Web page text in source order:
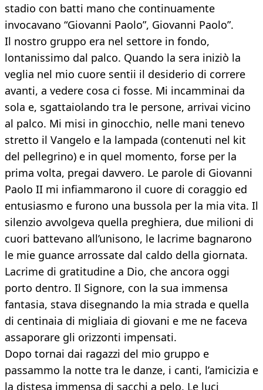
stadio con batti mano che continuamente
invocavano “Giovanni Paolo”, Giovanni Paolo”.
Il nostro gruppo era nel settore in fondo,
lontanissimo dal palco. Quando la sera iniziò la
veglia nel mio cuore sentii il desiderio di correre
avanti, a vedere cosa ci fosse. Mi incamminai da
sola e, sgattaiolando tra le persone, arrivai vicino
al palco. Mi misi in ginocchio, nelle mani tenevo
stretto il Vangelo e la lampada (contenuti nel kit
del pellegrino) e in quel momento, forse per la
prima volta, pregai davvero. Le parole di Giovanni
Paolo II mi infiammarono il cuore di coraggio ed
entusiasmo e furono una bussola per la mia vita. Il
silenzio avvolgeva quella preghiera, due milioni di
cuori battevano all’unisono, le lacrime bagnarono
le mie guance arrossate dal caldo della giornata.
Lacrime di gratitudine a Dio, che ancora oggi
porto dentro. Il Signore, con la sua immensa
fantasia, stava disegnando la mia strada e quella
di centinaia di migliaia di giovani e me ne faceva
assaporare gli orizzonti impensati.
Dopo tornai dai ragazzi del mio gruppo e
passammo la notte tra le danze, i canti, l’amicizia e
la distesa immensa di sacchi a pelo. Le luci